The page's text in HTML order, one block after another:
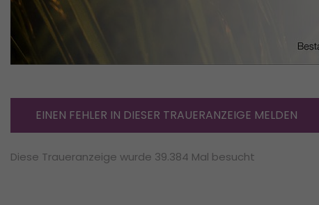
EINEN FEHLER IN DIESER TRAUERANZEIGE MELDEN
Diese Traueranzeige wurde 39.384 Mal besucht